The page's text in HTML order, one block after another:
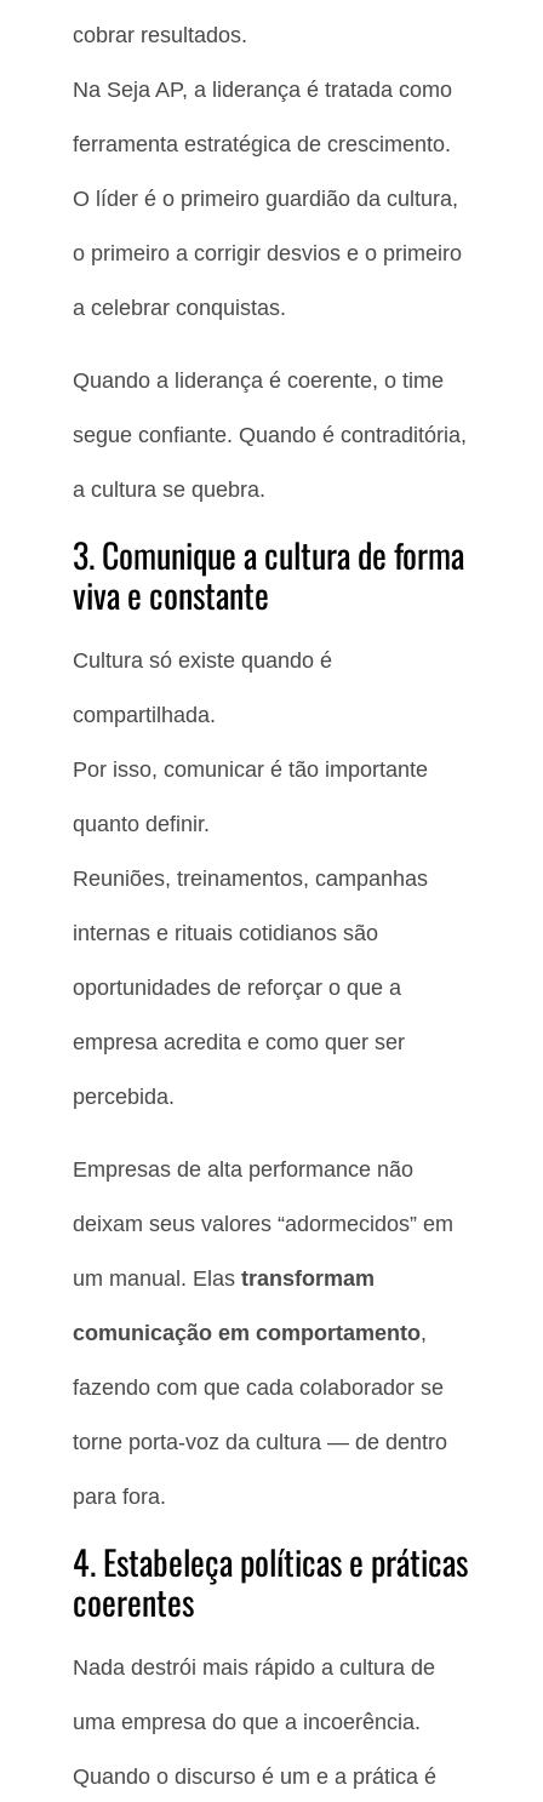
cobrar resultados.
Na Seja AP, a liderança é tratada como
ferramenta estratégica de crescimento.
O líder é o primeiro guardião da cultura,
o primeiro a corrigir desvios e o primeiro
a celebrar conquistas.
Quando a liderança é coerente, o time
segue confiante. Quando é contraditória,
a cultura se quebra.
3. Comunique a cultura de forma
viva e constante
Cultura só existe quando é
compartilhada.
Por isso, comunicar é tão importante
quanto definir.
Reuniões, treinamentos, campanhas
internas e rituais cotidianos são
oportunidades de reforçar o que a
empresa acredita e como quer ser
percebida.
Empresas de alta performance não
deixam seus valores “adormecidos” em
um manual. Elas transformam
comunicação em comportamento,
fazendo com que cada colaborador se
torne porta-voz da cultura — de dentro
para fora.
4. Estabeleça políticas e práticas
coerentes
Nada destrói mais rápido a cultura de
uma empresa do que a incoerência.
Quando o discurso é um e a prática é